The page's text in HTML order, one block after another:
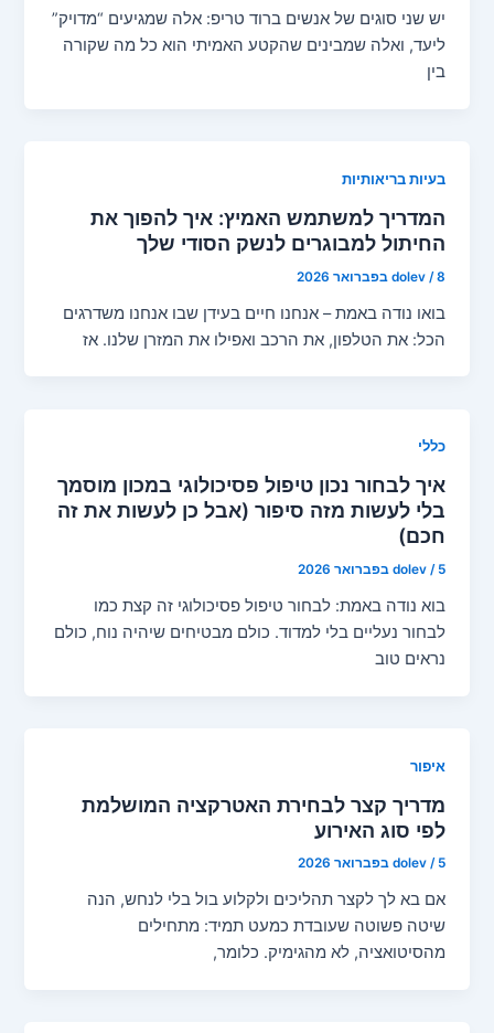
יש שני סוגים של אנשים ברוד טריפ: אלה שמגיעים “מדויק”
ליעד, ואלה שמבינים שהקטע האמיתי הוא כל מה שקורה
בין
בעיות בריאותיות
המדריך למשתמש האמיץ: איך להפוך את
החיתול למבוגרים לנשק הסודי שלך
dolev /8 בפברואר 2026
בואו נודה באמת – אנחנו חיים בעידן שבו אנחנו משדרגים
הכל: את הטלפון, את הרכב ואפילו את המזרן שלנו. אז
כללי
איך לבחור נכון טיפול פסיכולוגי במכון מוסמך
בלי לעשות מזה סיפור (אבל כן לעשות את זה
חכם)
dolev / 5 בפברואר 2026
בוא נודה באמת: לבחור טיפול פסיכולוגי זה קצת כמו
לבחור נעליים בלי למדוד. כולם מבטיחים שיהיה נוח, כולם
נראים טוב
איפור
מדריך קצר לבחירת האטרקציה המושלמת
לפי סוג האירוע
dolev / 5 בפברואר 2026
אם בא לך לקצר תהליכים ולקלוע בול בלי לנחש, הנה
שיטה פשוטה שעובדת כמעט תמיד: מתחילים
מהסיטואציה, לא מהגימיק. כלומר,